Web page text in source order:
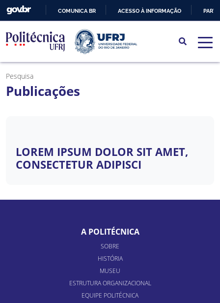
PARA
O
CONTEÚDO
COMUNICA BR ACESSO À INFORMAÇÃO
Pesquisa
Publicações
LOREM IPSUM DOLOR SIT AMET,
CONSECTETUR ADIPISCI
A POLITÉCNICA
SOBRE
HISTÓRIA
MUSEU
ESTRUTURA ORGANIZACIONAL
EQUIPE POLITÉCNICA